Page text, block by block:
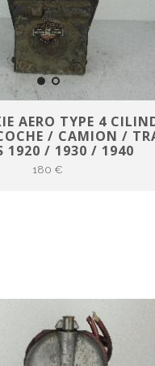
AERO TYPE 4
/ CAMION /
1920 / 1930 / 1940
180 €